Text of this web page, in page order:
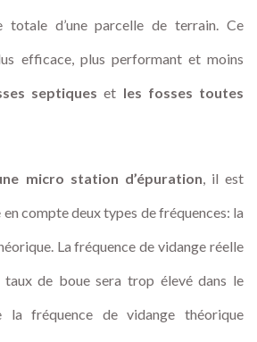
totale d’une parcelle de terrain. Ce
efficace, plus performant et moins
septiques et les fosses toutes
micro station d’épuration , il est
compte deux types de fréquences: la
La fréquence de vidange réelle
de boue sera trop élevé dans le
la fréquence de vidange théorique